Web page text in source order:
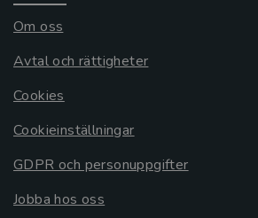
Om oss
Avtal och rättigheter
Cookies
Cookieinställningar
GDPR och personuppgifter
Jobba hos oss